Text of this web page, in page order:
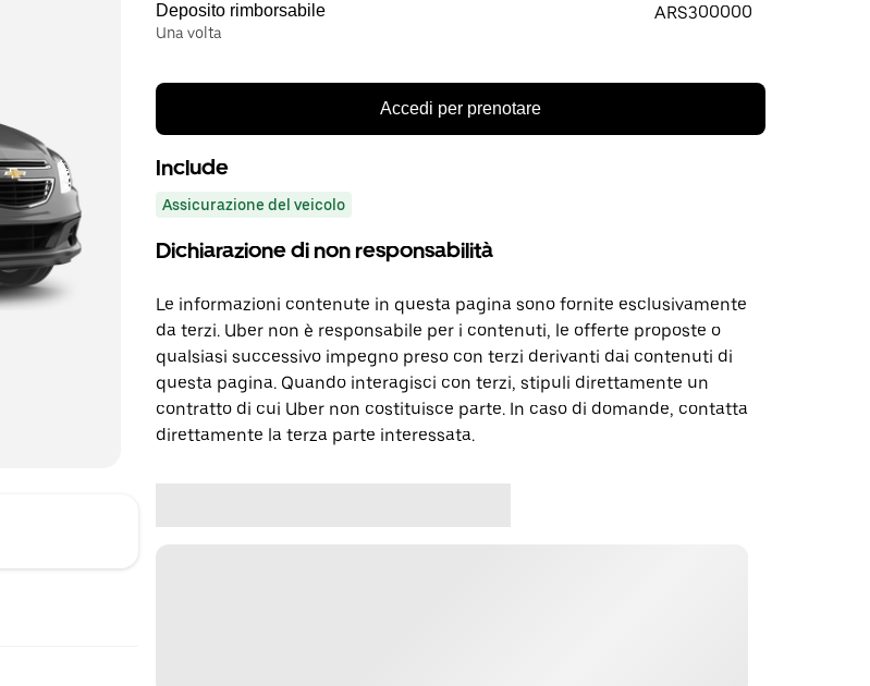
Deposito rimborsabile
Una volta
ARS300000
Accedi per prenotare
Include
Assicurazione del veicolo
Dichiarazione di non responsabilità
Le informazioni contenute in questa pagina sono fornite esclusivamente
da terzi. Uber non è responsabile per i contenuti, le offerte proposte o
qualsiasi successivo impegno preso con terzi derivanti dai contenuti di
questa pagina. Quando interagisci con terzi, stipuli direttamente un
contratto di cui Uber non costituisce parte. In caso di domande, contatta
direttamente la terza parte interessata.